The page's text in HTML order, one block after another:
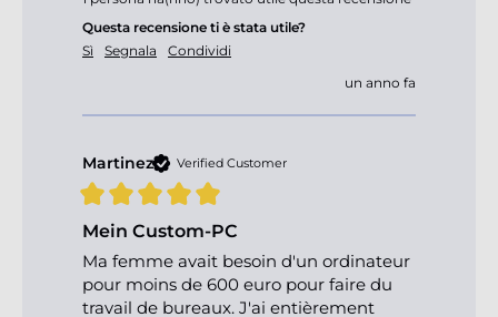
Questa recensione ti è stata utile?
Sì
Segnala
Condividi
un anno fa
Verified Customer
Martinez
Mein Custom-PC
Ma femme avait besoin d'un ordinateur
pour moins de 600 euro pour faire du
travail de bureaux. J'ai entièrement